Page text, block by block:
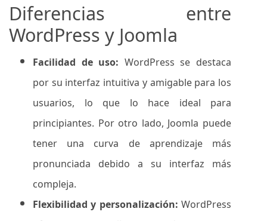
Diferencias entre
WordPress y Joomla
Facilidad de uso: WordPress se destaca
por su interfaz intuitiva y amigable para los
usuarios, lo que lo hace ideal para
principiantes. Por otro lado, Joomla puede
tener una curva de aprendizaje más
pronunciada debido a su interfaz más
compleja.
Flexibilidad y personalización: WordPress